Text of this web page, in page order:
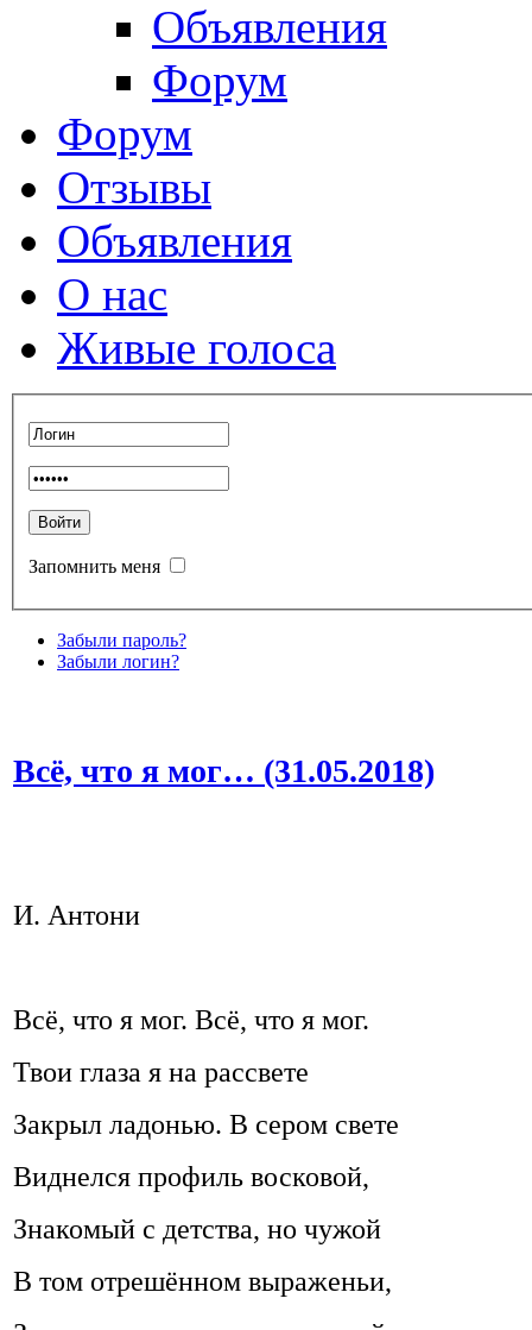
Объявления
Форум
Форум
Отзывы
Объявления
О нас
Живые голоса
Запомнить меня
Забыли пароль?
Забыли логин?
Всё, что я мог… (31.05.2018)
И. Антони
Всё, что я мог. Всё, что я мог.
Твои глаза я на рассвете
Закрыл ладонью. В сером свете
Виднелся профиль восковой,
Знакомый с детства, но чужой
В том отрешённом выраженьи,